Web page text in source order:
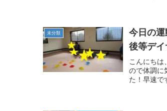
未分類
今日の
後等デ
こんにちは
ので体調に
た！早速で